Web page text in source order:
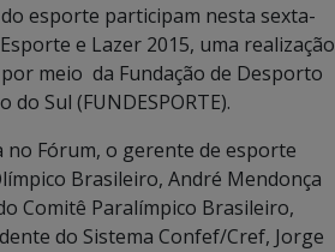
esporte participam nesta sexta-
e Lazer 2015, uma realização
meio da Fundação de Desporto
Sul (FUNDESPORTE).
no Fórum, o gerente de esporte
Brasileiro, André Mendonça
Comitê Paralímpico Brasileiro,
do Sistema Confef/Cref, Jorge